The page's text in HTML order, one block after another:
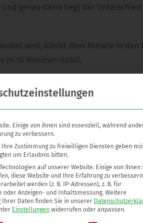
genau darin liegt der
wird, bleibt über Monate in
zu 18 Monaten stabil.
man Eiweißmoleküle, die in einem
Reaktionen, die sich in Form von
der Hyaluronsäure
Reinheits- und
sich jedoch auch in der Qualität
behandeln
Einige von ihnen sind essenziell, während
zu verbessern.
Zustimmung zu freiwilligen Diensten geben
um Erlaubnis bitten.
auf unserer Website. Einige von ihnen
diese Website und Ihre Erfahrung zu
werden (z. B. IP-Adressen), z. B. für
Anzeigen- und Inhaltsmessung. Weitere
Daten finden Sie in unserer
Einstellungen widerrufen oder anpassen.